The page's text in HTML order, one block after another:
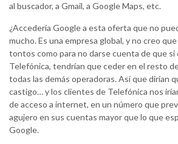
al buscador, a Gmail, a Google Maps, etc.
¿Accedería Google a esta oferta que no
mucho. Es una empresa global, y no creo
tontos como para no darse cuenta de que si
Telefónica, tendrían que ceder en el resto
todas las demás operadoras. Así que dirían
castigo… y los clientes de Telefónica nos
de acceso a internet, en un número que
agujero en sus cuentas mayor que lo que
Google.